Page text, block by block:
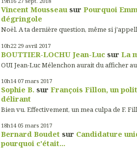
Vincent Mousseau sur Pourquoi
dégringole
Noël. A ta dernière question, même si
10h22 29 avril 2017
BOUTTIER-LOCHU Jean-Luc sur La
OUI Jean-Luc Mélenchon aurait du afficher
10h14 07 mars 2017
Sophie B. sur François Fillon, un
délirant
Bien vu. Effectivement, un mea culpa de F.
18h14 05 mars 2017
Bernard Boudet sur Candidature
pourquoi c'était...